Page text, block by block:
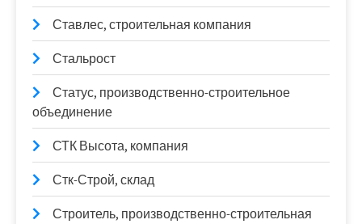
Ставлес, строительная компания
Стальрост
Статус, производственно-строительное
объединение
СТК Высота, компания
Стк-Строй, склад
Строитель, производственно-строительная